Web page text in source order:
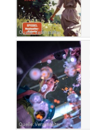
Quelle: Veranstalter
Quelle: Veranstalter